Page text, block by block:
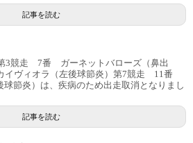
記事を読む
3競走 7番 ガーネットバローズ（鼻出
ヴィオラ（左後球節炎）第7競走 11番
球節炎）は、疾病のため出走取消となりまし
記事を読む